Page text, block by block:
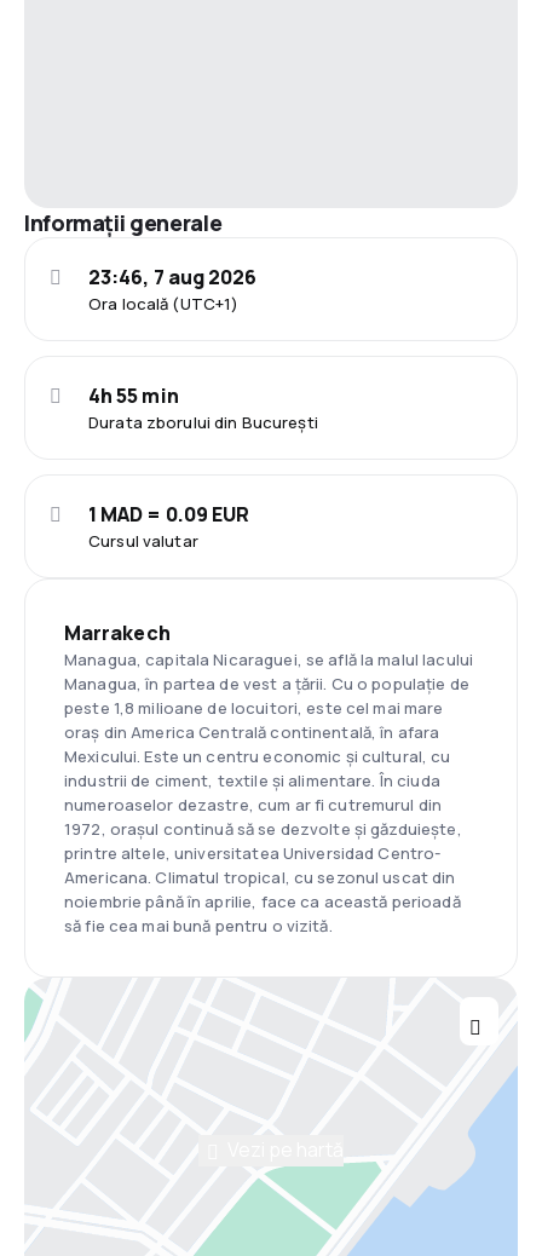
Informații generale
Ora locală (UTC+1)
23:46, 7 aug 2026
Durata zborului din București
4h 55 min
Cursul valutar
1 MAD = 0.09 EUR
Marrakech
Managua, capitala Nicaraguei, se află la malul lacului
Managua, în partea de vest a țării. Cu o populație de
peste 1,8 milioane de locuitori, este cel mai mare
oraș din America Centrală continentală, în afara
Mexicului. Este un centru economic și cultural, cu
industrii de ciment, textile și alimentare. În ciuda
numeroaselor dezastre, cum ar fi cutremurul din
1972, orașul continuă să se dezvolte și găzduiește,
printre altele, universitatea Universidad Centro-
Americana. Climatul tropical, cu sezonul uscat din
noiembrie până în aprilie, face ca această perioadă
să fie cea mai bună pentru o vizită.